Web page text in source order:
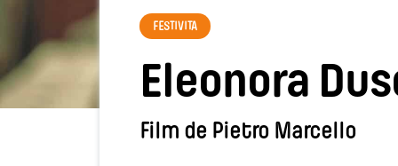
FESTIVITA
Eleonora
Film de Pietro Marcello